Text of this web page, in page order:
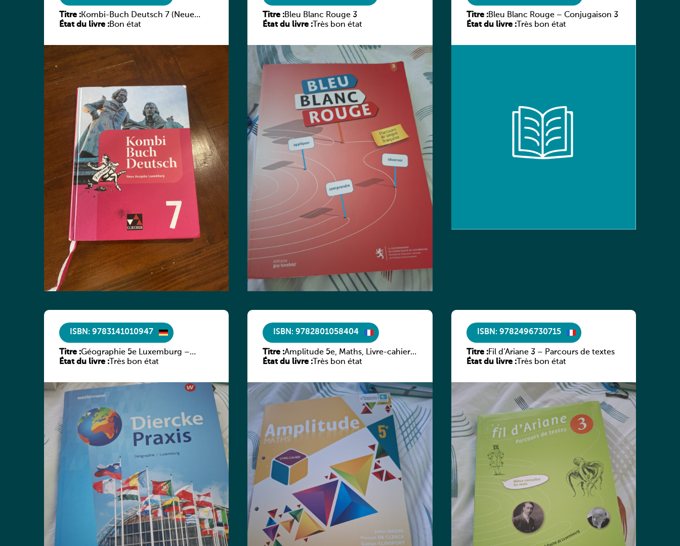
Titre :Kombi-Buch Deutsch 7 (Neue
Ausgabe Luxemburg)
État du livre :Bon état
Titre :Bleu Blanc Rouge 3
État du livre : Très bon état
Titre :Bleu Blanc Rouge – Conjugaison 3
État du livre :Très bon état
ISBN: 9783141010947
Titre :Géographie 5e Luxemburg –
Diercke Praxis
État du livre : Très bon état
ISBN: 9782801058404
Titre :Amplitude 5e, Maths, Livre-cahier,
version luxembourgeoise
État du livre : Très bon état
ISBN: 9782496730715
Titre :Fil d’Ariane 3 – Parcours de textes
État du livre :Très bon état